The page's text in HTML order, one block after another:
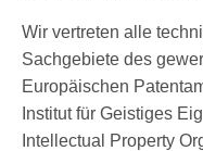
Wir vertreten alle
Sachgebiete des
Europäischen
Institut für Geistiges
Intellectual Property